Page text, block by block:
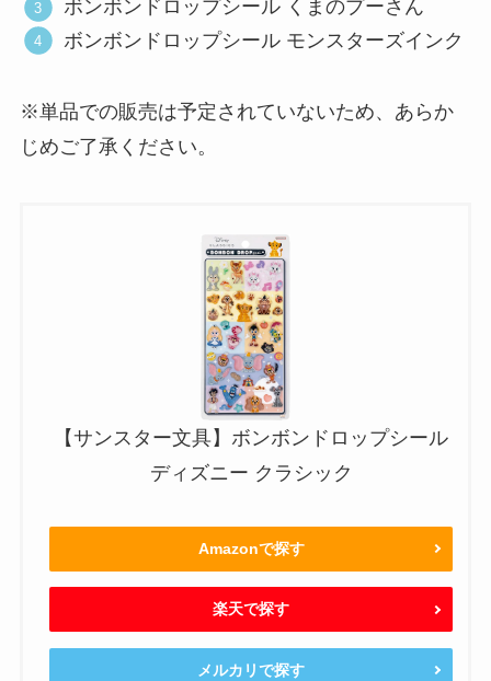
ボンボンドロップシール くまのプーさん
ボンボンドロップシール モンスターズインク
※単品での販売は予定されていないため、あらか
じめご了承ください。
【サンスター文具】ボンボンドロップシール
ディズニー クラシック
Amazonで探す
楽天で探す
メルカリで探す